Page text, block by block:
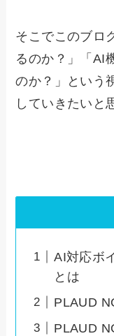
そこでこのブロ
るのか？」「AI
のか？」という
していきたいと
AI対応ボ
とは
PLAUD
PLAUD